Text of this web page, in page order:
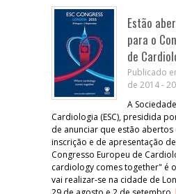
Estão
para o
de
Publicado
de 2014 -
A
Cardiologia (ESC), presidida
de anunciar que estão
inscrição e de apresentação
Congresso Europeu de
cardiology comes together" é
vai realizar-se na cidade de